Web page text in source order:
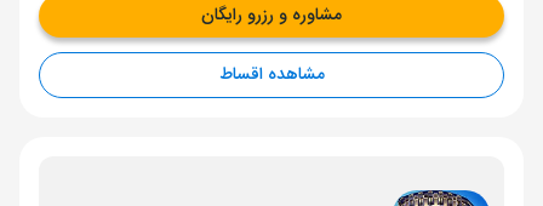
مشاوره و رزرو رایگان
مشاهده اقساط